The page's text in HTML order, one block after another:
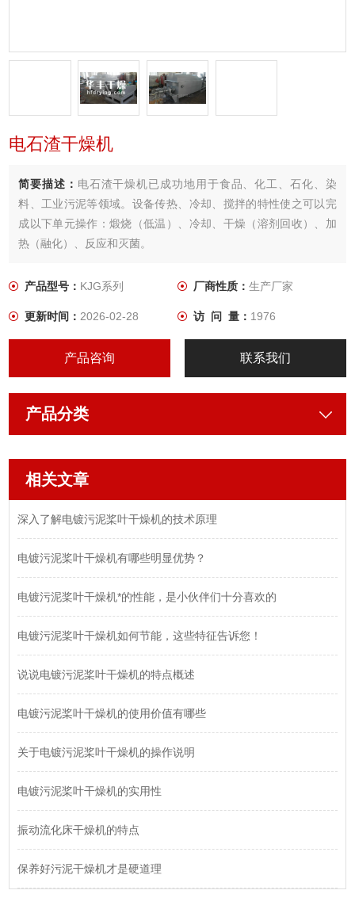
电石渣干燥机
简要描述： 电石渣干燥机已成功地用于食品、化工、石化、染
料、工业污泥等领域。设备传热、冷却、搅拌的特性使之可以完
成以下单元操作：煅烧（低温）、冷却、干燥（溶剂回收）、加
热（融化）、反应和灭菌。
产品型号： KJG系列 厂商性质： 生产厂家
更新时间：2026-02-28 访 问 量： 1976
产品咨询 联系我们
产品分类
相关文章
深入了解电镀污泥桨叶干燥机的技术原理
电镀污泥桨叶干燥机有哪些明显优势？
电镀污泥桨叶干燥机*的性能，是小伙伴们十分喜欢的
电镀污泥桨叶干燥机如何节能，这些特征告诉您！
说说电镀污泥桨叶干燥机的特点概述
电镀污泥桨叶干燥机的使用价值有哪些
关于电镀污泥桨叶干燥机的操作说明
电镀污泥桨叶干燥机的实用性
振动流化床干燥机的特点
保养好污泥干燥机才是硬道理